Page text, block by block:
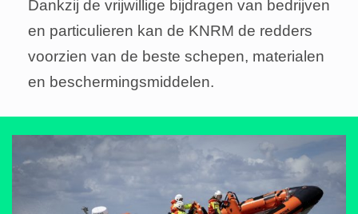
Dankzij de vrijwillige bijdragen van bedrijven
en particulieren kan de KNRM de redders
voorzien van de beste schepen, materialen
en beschermingsmiddelen.